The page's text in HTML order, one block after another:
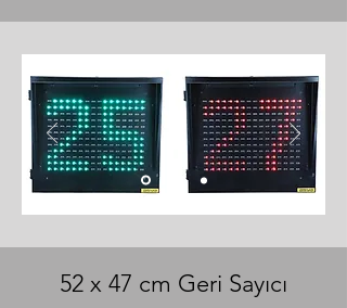
52 x 47 cm Geri Sayıcı